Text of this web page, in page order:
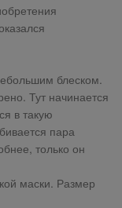
блеском.
Тут начинается
в такую
пара
только он
маски. Размер